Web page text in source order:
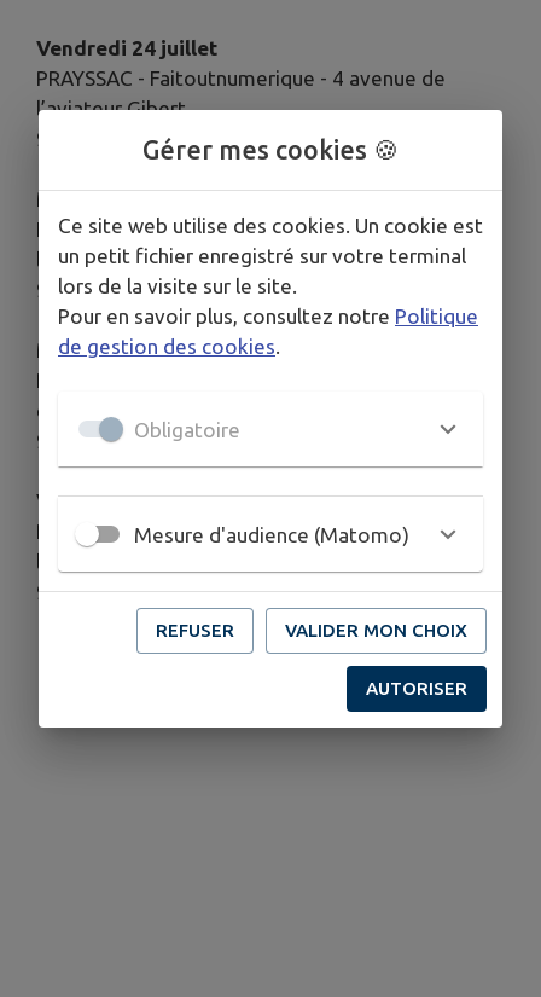
Vendredi 24 juillet
PRAYSSAC - Faitoutnumerique - 4 avenue de
l’aviateur Gibert
9h – 12h
Mercredi 5 août
LUZECH - Faitoutnumerique - 203 avenue de
l’Uxellodunum
9h – 12h
Mercredi 12 août
PUY L’EVEQUE - Com. de Communes de la Vallée
du Lot et du Vignoble - 13 rue de la Gare
9h – 12h
Vendredi 28 août
PRAYSSAC - Faitoutnumerique - 4 avenue de
l’aviateur Gibert
9h – 12h
Télécharger la pièce jointe
Gérer mes cookies 🍪
Ce site web utilise des cookies. Un cookie est
un petit fichier enregistré sur votre terminal
lors de la visite sur le site.
Pour en savoir plus, consultez notre Politique
de gestion des cookies.
Obligatoire
Mesure d'audience (Matomo)
REFUSER VALIDER MON CHOIX
AUTORISER